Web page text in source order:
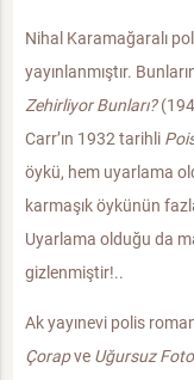
Nihal Karamağaralı
yayınlanmıştır.
Zehirliyor Bunları?
Carr’ın 1932 tarihli
öykü, hem uyarlama
karmaşık öykünün
Uyarlama olduğu da
gizlenmiştir!..
Ak yayınevi polis
Çorapve Uğursuz